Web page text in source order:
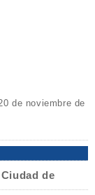
de noviembre de
de